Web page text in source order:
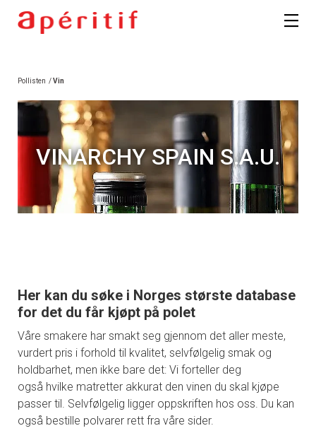
Pollisten /Vin
VINARCHY SPAIN S.A.U.
Her kan du søke i Norges største database
for det du får kjøpt på polet
Våre smakere har smakt seg gjennom det aller meste,
vurdert pris i forhold til kvalitet, selvfølgelig smak og
holdbarhet, men ikke bare det: Vi forteller deg
også hvilke matretter akkurat den vinen du skal kjøpe
passer til. Selvfølgelig ligger oppskriften hos oss. Du kan
også bestille polvarer rett fra våre sider.